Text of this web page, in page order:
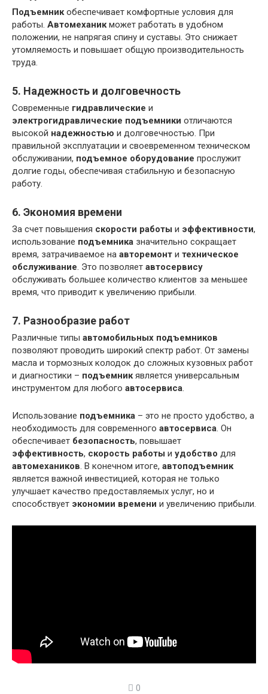
Подъемник обеспечивает комфортные условия для
работы. Автомеханик может работать в удобном
положении, не напрягая спину и суставы. Это снижает
утомляемость и повышает общую производительность
труда.
5. Надежность и долговечность
Современные гидравлические и
электрогидравлические подъемники отличаются
высокой надежностью и долговечностью. При
правильной эксплуатации и своевременном техническом
обслуживании, подъемное оборудование прослужит
долгие годы, обеспечивая стабильную и безопасную
работу.
6. Экономия времени
За счет повышения скорости работы и эффективности,
использование подъемника значительно сокращает
время, затрачиваемое на авторемонт и техническое
обслуживание . Это позволяет автосервису
обслуживать большее количество клиентов за меньшее
время, что приводит к увеличению прибыли.
7. Разнообразие работ
Различные типы автомобильных подъемников
позволяют проводить широкий спектр работ. От замены
масла и тормозных колодок до сложных кузовных работ
и диагностики – подъемник является универсальным
инструментом для любого автосервиса
Использование подъемника – это не просто удобство, а
необходимость для современного автосервиса . Он
обеспечивает безопасность, повышает
эффективность, скорость работы и удобство для
автомехаников . В конечном итоге, автоподъемник
является важной инвестицией, которая не только
улучшает качество предоставляемых услуг, но и
способствует экономии времени и увеличению прибыли.
0